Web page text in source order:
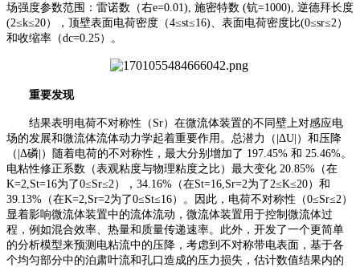
场强度参数范围：雷诺数（右e=0.01), 施密特数 (钪=1000), 逆德拜长度
(2≤k≤20），顶壁表面电荷密度（4≤st≤16)、表面电荷密度比(0≤sr≤2）
和收缩率（dc=0.25）。
重要发现
结果表明电荷不对称性（ Sr）在微流体装置的不同壁上对感应电
场的发展和微流体流体动力学起着重要作用。总潜力（|ΔU |）和压降
（|Δ磷|）随着电荷的不对称性，最大分别增加了 197.45% 和 25.46%。
电粘性修正系数（表观粘度与物理粘度之比）最大变化 20.85%（在
K=2, St=16为了0≤Sr≤2），34.16%（在St=16, Sr=2为了2≤K≤20）和
39.13%（在K=2, Sr=2为了0≤St≤16）。因此，电荷不对称性（0≤Sr≤2）
显着影响微流体装置中的流体流动，微流体装置用于控制微流体过
程，例如混合效率、热量和质量传递速率。此外，开发了一个更简单
的分析模型来预测电粘流中的压降，考虑到不对称带电表面，基于各
个均匀部分中的泊肃叶流和孔口造成的压力损失，估计数值结果内的